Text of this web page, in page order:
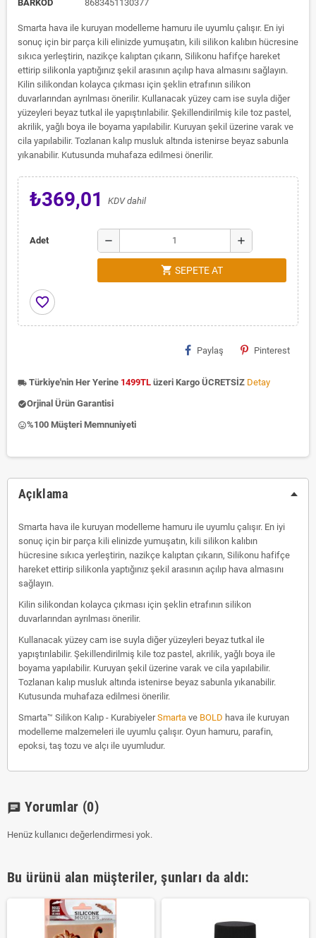
BARKOD
8683451130377
Smarta hava ile kuruyan modelleme hamuru ile uyumlu çalışır. En iyi
sonuç için bir parça kili elinizde yumuşatın, kili silikon kalıbın hücresine
sıkıca yerleştirin, nazikçe kalıptan çıkarın, Silikonu hafifçe hareket
ettirip silikonla yaptığınız şekil arasının açılıp hava almasını sağlayın.
Kilin silikondan kolayca çıkması için şeklin etrafının silikon
duvarlarından ayrılması önerilir. Kullanacak yüzey cam ise suyla diğer
yüzeyleri beyaz tutkal ile yapıştırılabilir. Şekillendirilmiş kile toz pastel,
akrilik, yağlı boya ile boyama yapılabilir. Kuruyan şekil üzerine varak ve
cila yapılabilir. Tozlanan kalıp musluk altında istenirse beyaz sabunla
yıkanabilir. Kutusunda muhafaza edilmesi önerilir.
₺369,01 KDV dahil
Adet remove add
shopping_cart SEPETE AT
favorite_border
Paylaş Pinterest
local_shipping Türkiye'nin Her Yerine 1499TL üzeri Kargo ÜCRETSİZ Detay
check_circleOrjinal Ürün Garantisi
insert_emoticon%100 Müşteri Memnuniyeti
Açıklama
Smarta hava ile kuruyan modelleme hamuru ile uyumlu çalışır. En iyi
sonuç için bir parça kili elinizde yumuşatın, kili silikon kalıbın
hücresine sıkıca yerleştirin, nazikçe kalıptan çıkarın, Silikonu hafifçe
hareket ettirip silikonla yaptığınız şekil arasının açılıp hava almasını
sağlayın.
Kilin silikondan kolayca çıkması için şeklin etrafının silikon
duvarlarından ayrılması önerilir.
Kullanacak yüzey cam ise suyla diğer yüzeyleri beyaz tutkal ile
yapıştırılabilir. Şekillendirilmiş kile toz pastel, akrilik, yağlı boya ile
boyama yapılabilir. Kuruyan şekil üzerine varak ve cila yapılabilir.
Tozlanan kalıp musluk altında istenirse beyaz sabunla yıkanabilir.
Kutusunda muhafaza edilmesi önerilir.
Smarta™ Silikon Kalıp - KurabiyelerSmarta ve BOLD hava ile kuruyan
modelleme malzemeleri ile uyumlu çalışır. Oyun hamuru, parafin,
epoksi, taş tozu ve alçı ile uyumludur.
chat Yorumlar (0)
Henüz kullanıcı değerlendirmesi yok.
Bu ürünü alan müşteriler, şunları da aldı: